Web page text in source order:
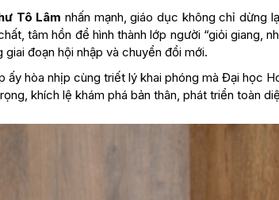
Tô Lâm nhấn mạnh, giáo dục không chỉ dừng
tâm hồn để hình thành lớp người “giỏi giang,
giai đoạn hội nhập và chuyển đổi mới.
ấy hòa nhịp cùng triết lý khai phóng mà Đại học
khích lệ khám phá bản thân, phát triển toàn